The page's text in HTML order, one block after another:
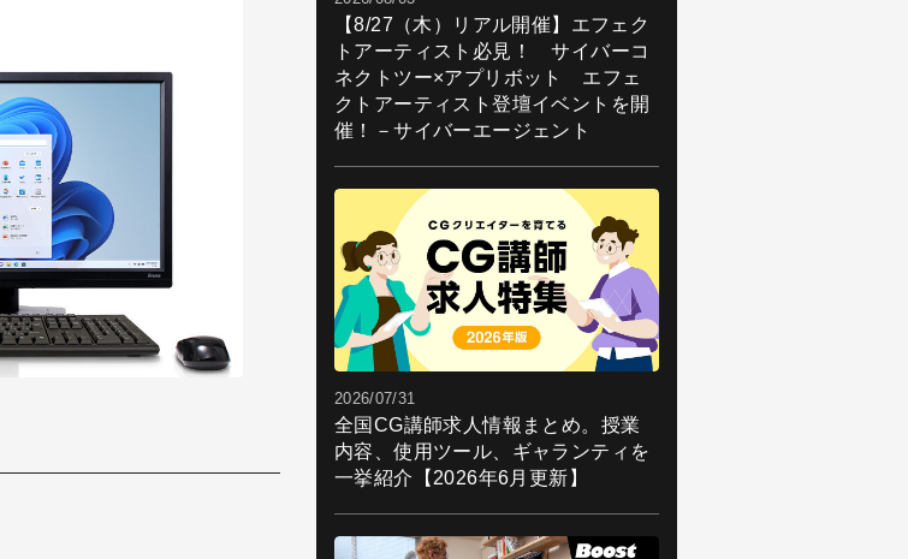
【8/27（木）リアル開催】エフェク
トアーティスト必見！ サイバーコ
ネクトツー×アプリボット エフェ
クトアーティスト登壇イベントを開
催！－サイバーエージェント
2026/07/31
全国CG講師求人情報まとめ。授業
内容、使用ツール、ギャランティを
一挙紹介【2026年6月更新】